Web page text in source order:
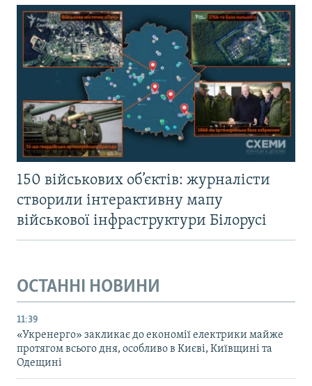
150 військових об’єктів: журналісти
створили інтерактивну мапу
військової інфраструктури Білорусі
ОСТАННІ НОВИНИ
11:39
«Укренерго» закликає до економії електрики майже
протягом всього дня, особливо в Києві, Київщині та
Одещині